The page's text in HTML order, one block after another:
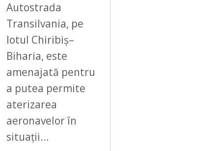
Autostrada
Transilvania, pe
lotul Chiribiș–
Biharia, este
amenajată pentru
a putea permite
aterizarea
aeronavelor în
situații…